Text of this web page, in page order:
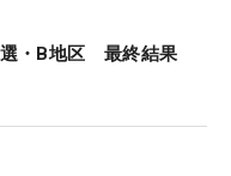
ドに進めなかった。
ゴルフ倶楽部 (岡山
。
・B地区 最終結果